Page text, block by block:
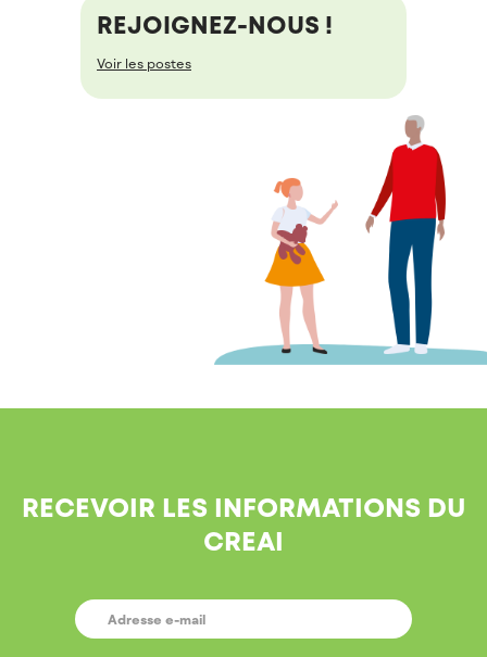
REJOIGNEZ-NOUS !
Voir les postes
RECEVOIR LES INFORMATIONS DU
CREAI
E-
MAIL *